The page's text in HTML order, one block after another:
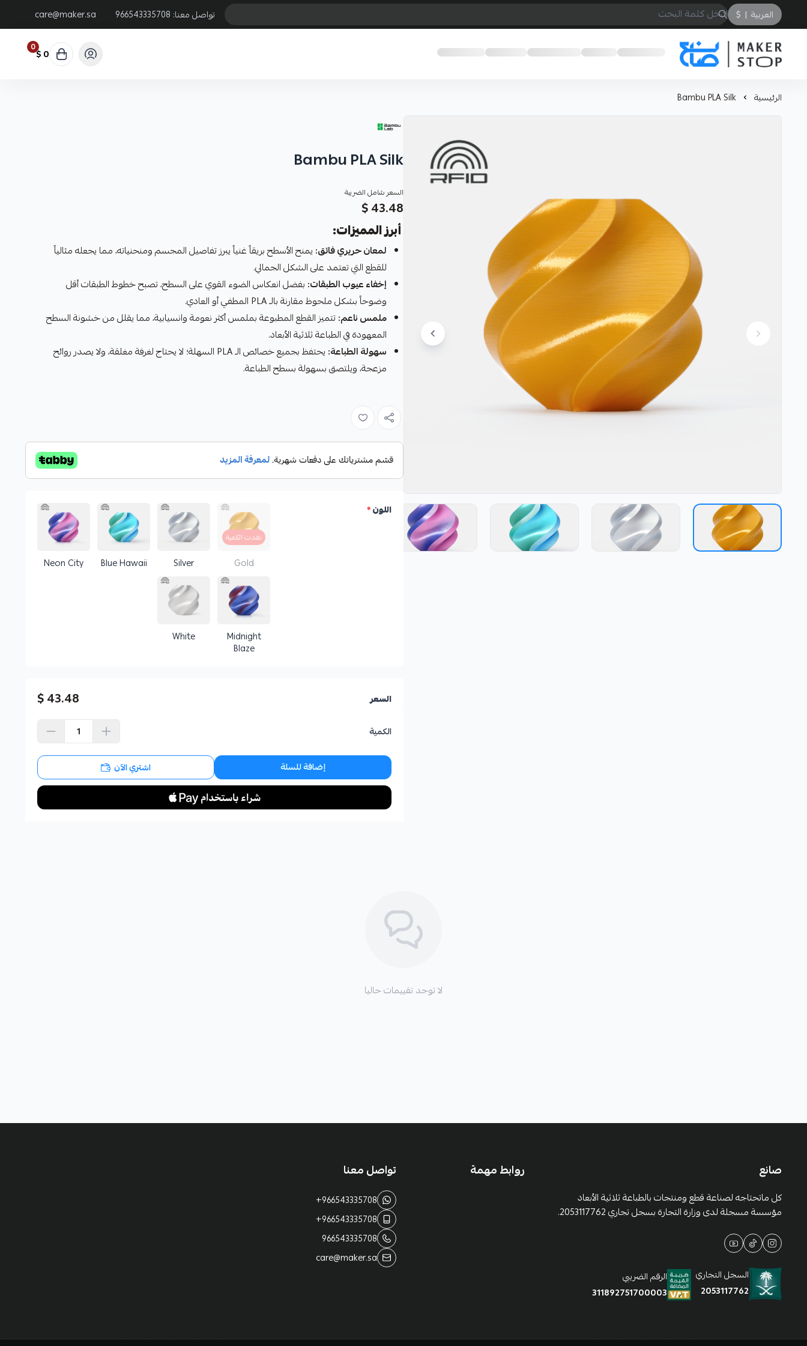
العربية |
$ تواصل معنا: 966543335708
care@maker.sa
صانع
0 0 $
الرئيسية Bambu PLA Silk
Bambu PLA Silk
السعر شامل الضريبة
43.48 $
أبرز المميزات:
لمعان حريري فائق: يمنح الأسطح بريقاً غنياً يبرز تفاصيل المجسم ومنحنياته، مما يجعله مثالياً
للقطع التي تعتمد على الشكل الجمالي.
إخفاء عيوب الطبقات: بفضل انعكاس الضوء القوي على السطح، تصبح خطوط الطبقات أقل
وضوحاً بشكل ملحوظ مقارنة بالـ PLA المطفي أو العادي.
ملمس ناعم:تتميز القطع المطبوعة بملمس أكثر نعومة وانسيابية، مما يقلل من خشونة السطح
المعهودة في الطباعة ثلاثية الأبعاد.
سهولة الطباعة:
يحتفظ بجميع خصائص الـ PLA السهلة؛ لا يحتاج لغرفة مغلقة، ولا يصدر روائح
مزعجة، ويلتصق بسهولة بسطح الطباعة.
اللون*
نفدت الكمية
Gold
Silver
Blue Hawaii
Neon City
Midnight
Blaze
White
السعر 43.48 $
الكمية
إضافة للسلة اشتري الآن
لا توجد تقييمات حاليا
صانع
كل ماتحتاجه لصناعة قطع ومنتجات بالطباعة ثلاثية الأبعاد
مؤسسة مسجلة لدى وزارة التجارة بسجل تجاري 2053117762.
السجل التجاري
2053117762
الرقم الضريبي
311892751700003
روابط مهمة تواصل معنا
+966543335708
+966543335708
966543335708
care@maker.sa